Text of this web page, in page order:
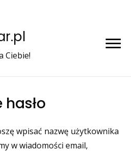
Ciebie!
wpisać nazwę użytkownika
w wiadomości email,